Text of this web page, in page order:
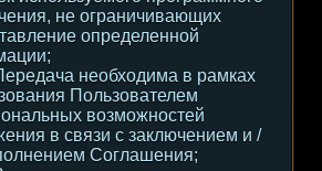
не ограничивающих
определенной
необходима в рамках
Пользователем
возможностей
в связи с заключением и /
Соглашения;